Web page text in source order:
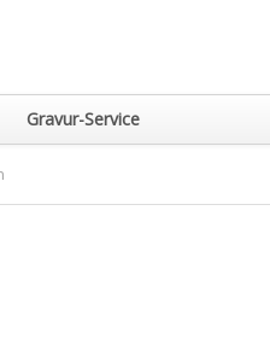
Gravur-Service